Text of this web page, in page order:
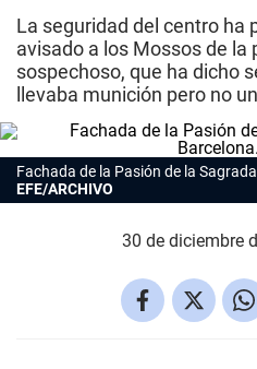
La seguridad del centro ha
avisado a los Mossos de la
sospechoso, que ha dicho
llevaba munición pero no
Fachada de la Pasión de la
EFE/ARCHIVO
30 de diciembre